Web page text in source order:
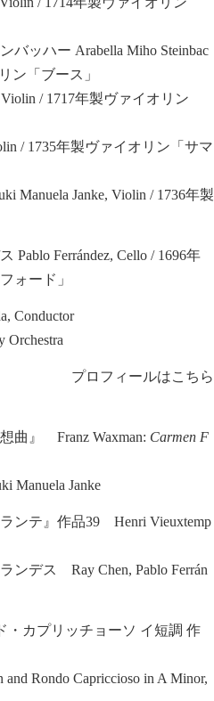
ッハー Arabella Miho Steinbac
ン「ブース」
/ 1717年製ヴァイオリン
/ 1735年製ヴァイオリン「サマ
Manuela Janke, Violin / 1736年製
Pablo Ferrández, Cello / 1696年
ォード」
Conductor
Orchestra
プロフィールはこちら
曲』 Franz Waxman: Carmen F
Manuela Janke
ンテ』作品39 Henri Vieuxtemp
ンデス Ray Chen, Pablo Ferrán
・カプリッチョーソ イ短調 作
and Rondo Capriccioso in A Minor,